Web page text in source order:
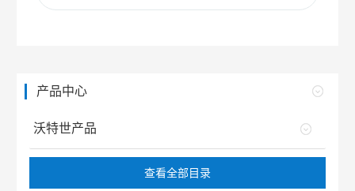
产品中心
沃特世产品
查看全部目录